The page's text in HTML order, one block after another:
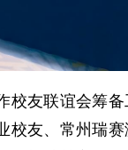
校友联谊会筹
校友、常州瑞